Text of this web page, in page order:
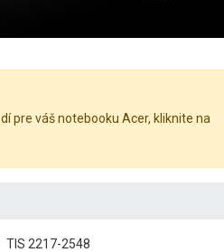
pre váš notebooku Acer, kliknite na
TIS 2217-2548